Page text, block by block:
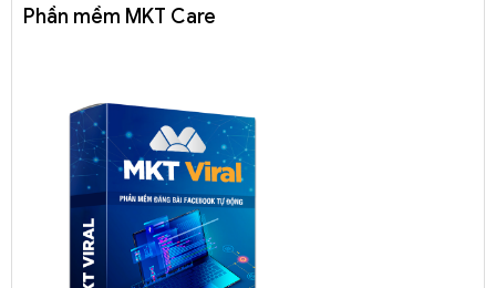
Phần mềm MKT Care